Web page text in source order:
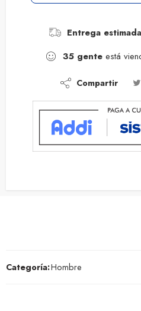
Entrega
35 gente está
Compartir
Categoría:Hombre